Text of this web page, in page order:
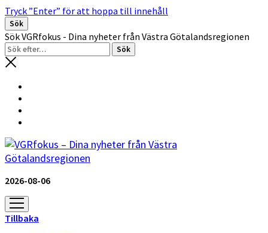
Tryck ”Enter” för att hoppa till innehåll
Sök
Sök VGRfokus - Dina nyheter från Västra Götalandsregionen
2026-08-06
öppna
meny
Tillbaka